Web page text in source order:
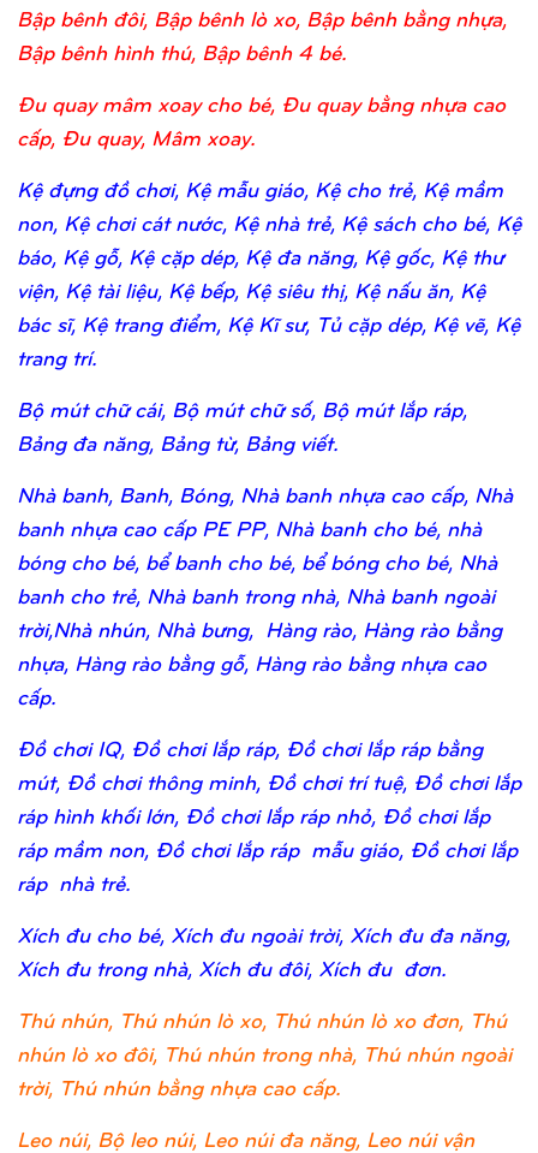
Bập bênh đôi, Bập bênh lò xo, Bập bênh bằng nhựa,
Bập bênh hình thú, Bập bênh 4 bé.
Đu quay mâm xoay cho bé, Đu quay bằng nhựa cao
cấp, Đu quay, Mâm xoay.
Kệ đựng đồ chơi, Kệ mẫu giáo, Kệ cho trẻ, Kệ mầm
non, Kệ chơi cát nước, Kệ nhà trẻ, Kệ sách cho bé, Kệ
báo, Kệ gỗ, Kệ cặp dép, Kệ đa năng, Kệ gốc, Kệ thư
viện, Kệ tài liệu, Kệ bếp, Kệ siêu thị, Kệ nấu ăn, Kệ
bác sĩ, Kệ trang điểm, Kệ Kĩ sư, Tủ cặp dép, Kệ vẽ, Kệ
trang trí.
Bộ mút chữ cái, Bộ mút chữ số, Bộ mút lắp ráp,
Bảng đa năng, Bảng từ, Bảng viết.
Nhà banh, Banh, Bóng, Nhà banh nhựa cao cấp, Nhà
banh nhựa cao cấp PE PP, Nhà banh cho bé, nhà
bóng cho bé, bể banh cho bé, bể bóng cho bé, Nhà
banh cho trẻ, Nhà banh trong nhà, Nhà banh ngoài
trời,Nhà nhún, Nhà bưng, Hàng rào, Hàng rào bằng
nhựa, Hàng rào bằng gỗ, Hàng rào bằng nhựa cao
cấp.
Đồ chơi IQ, Đồ chơi lắp ráp, Đồ chơi lắp ráp bằng
mút, Đồ chơi thông minh, Đồ chơi trí tuệ, Đồ chơi lắp
ráp hình khối lớn, Đồ chơi lắp ráp nhỏ, Đồ chơi lắp
ráp mầm non, Đồ chơi lắp ráp mẫu giáo, Đồ chơi lắp
ráp nhà trẻ.
Xích đu cho bé, Xích đu ngoài trời, Xích đu đa năng,
Xích đu trong nhà, Xích đu đôi, Xích đu đơn.
Thú nhún, Thú nhún lò xo, Thú nhún lò xo đơn, Thú
nhún lò xo đôi, Thú nhún trong nhà, Thú nhún ngoài
trời, Thú nhún bằng nhựa cao cấp.
Leo núi, Bộ leo núi, Leo núi đa năng, Leo núi vận